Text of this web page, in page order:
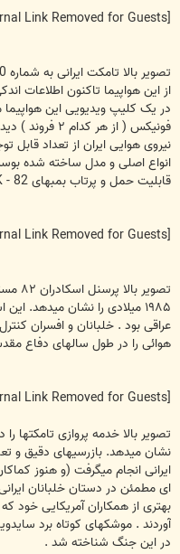
در يک کليپ ويديويی اين
فونيکس ( از هر
انواع اصلی و مدل ساخته شده
قابليت حمل و پرتاب بمبهای MK - 82 و MK - 83 را دارا ميباشند .
تصوير
۱۹۸۵ ميلادی را نشان ميدهد.
عراقی بود . خلبانان و افسران
هوائی را در طول سالهای دفاع
تصوير بالا خدمه پروازی تامکتها
نشان ميدهد. بازرسيهای دقيق و
ای مطمئن در دستان خلبانان
بهتری از همکاران آمريکايی خود
آوردند . موشکهای کوتاه برد
در اين جنگ شناخته شد .